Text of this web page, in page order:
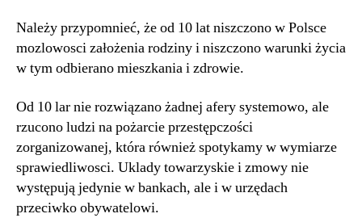
Należy przypomnieć, że od 10 lat niszczono w Polsce
mozlowosci założenia rodziny i niszczono warunki życia
w tym odbierano mieszkania i zdrowie.
Od 10 lar nie rozwiązano żadnej afery systemowo, ale
rzucono ludzi na pożarcie przestępczości
zorganizowanej, która również spotykamy w wymiarze
sprawiedliwosci. Uklady towarzyskie i zmowy nie
występują jedynie w bankach, ale i w urzędach
przeciwko obywatelowi.